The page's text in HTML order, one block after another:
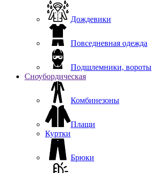
Дождевики
Повседневная одежда
Подшлемники, вороты
Сноубордическая
Комбинезоны
Плащи
Куртки
Брюки